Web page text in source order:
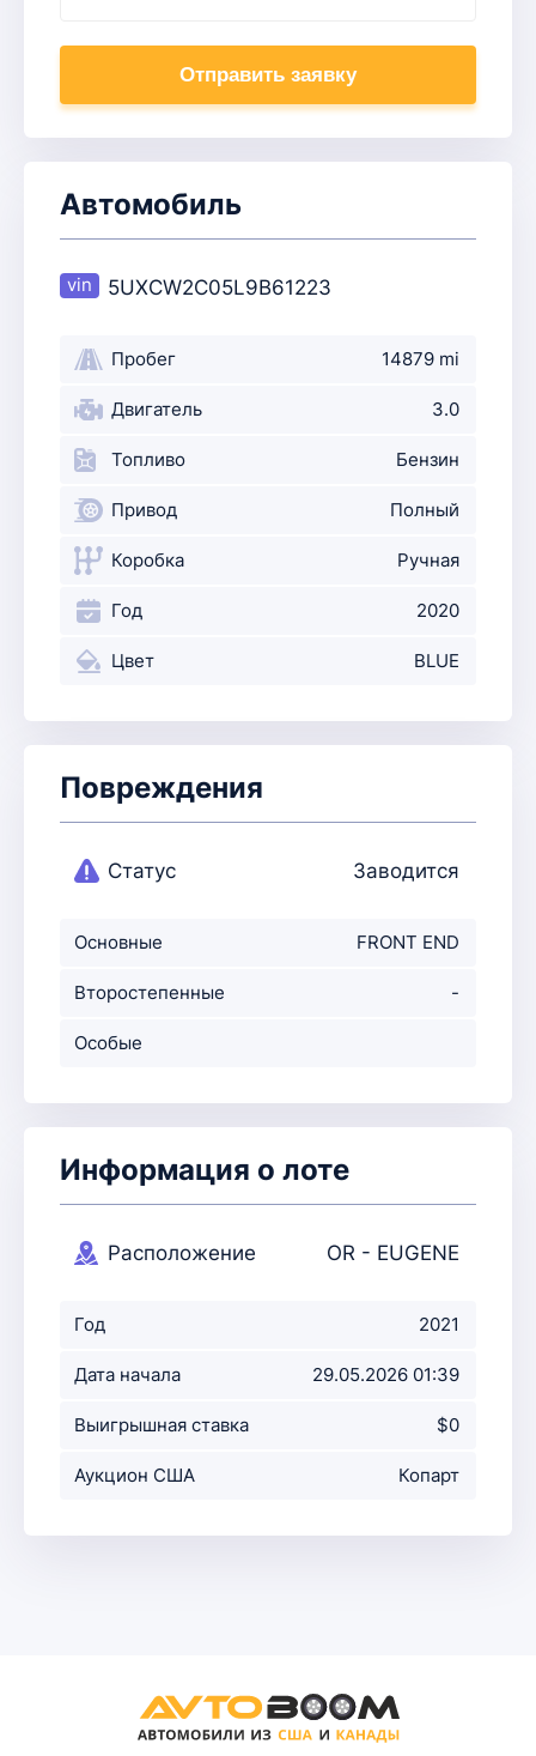
Отправить заявку
Автомобиль
5UXCW2C05L9B61223
Пробег 14879 mi
Двигатель 3.0
Топливо Бензин
Привод Полный
Коробка Ручная
Год 2020
Цвет BLUE
Повреждения
Статус Заводится
Основные
повреждения
FRONT END
Второстепенные
повр-ния
-
Особые
Информация о лоте
Расположение
OR - EUGENE
Год 2021
Дата начала
аукциона
29.05.2026 01:39
Выигрышная ставка $0
Аукцион США Копарт